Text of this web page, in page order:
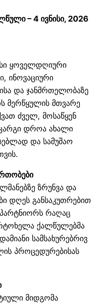
– 4 ივნისი, 2026
ყოველდღიური
ინოვაციური
და ჯანმრთელობაზე
მერწყულის მთვარე
ძველ, მოსაწყენ
დროა ახალი
და სამუშაო
ზრუნვა და
დღეს განსაკუთრებით
რაღაც
ქალწულებმა
სამსახურებრივ
პროცედურებისას
მიდგომა